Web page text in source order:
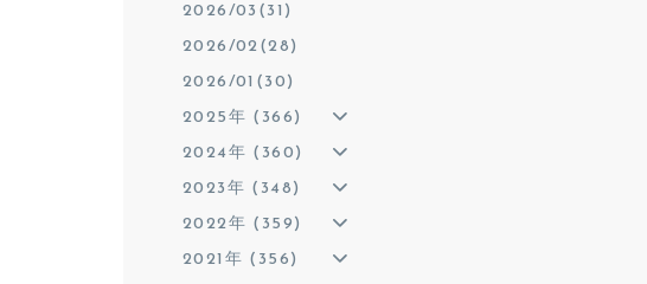
2026/03(31)
2026/02(28)
2026/01(30)
2025年 (366)
2024年 (360)
2023年 (348)
2022年 (359)
2021年 (356)